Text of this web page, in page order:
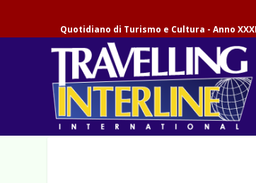
Quotidiano di Turismo e Cultura - Anno